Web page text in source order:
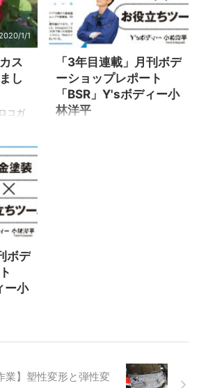
ョッ
新連
己紹
ョッ
手な
分の
を
ではフォトギャラリーご覧く
ださい。 LEGACY B4
BE5 TOMMYKAIRA ▲フロン
トビュー ▲リヤビュー ▲ラ
ジエターグリル ▲ボンネット
エンブレム ▲トランクエンブ
レム B4 2.2 ▲トランクエン
ブレム Tomm ...
1/1
ス
し
コガ
ガー
アオ
ち：
パク
のが
なの
、毎
ハイ
る
種は
自
2022/2/22
「3年目連載」月刊ボデ
ーショップレポート
「BSR」Y'sボディー小
林洋平
3/20
ボデ
ー小
＃
業】塑性変形と弾性変